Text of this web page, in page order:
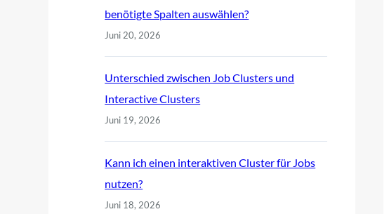
benötigte Spalten auswählen?
Juni 20, 2026
Unterschied zwischen Job Clusters und
Interactive Clusters
Juni 19, 2026
Kann ich einen interaktiven Cluster für Jobs
nutzen?
Juni 18, 2026